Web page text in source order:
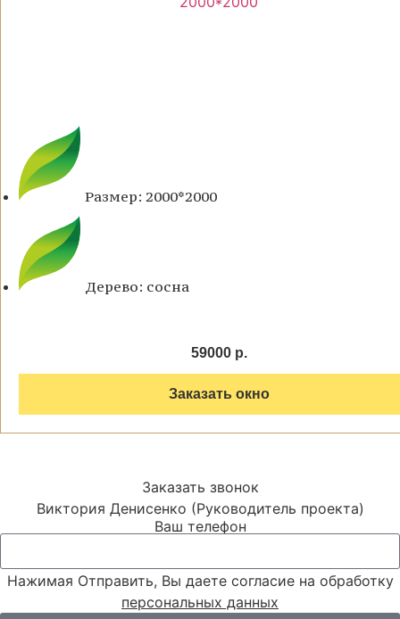
Размер: 2000*2000
Дерево: сосна
59000 р.
Заказать окно
Заказать звонок
Виктория Денисенко (Руководитель проекта)
Ваш телефон
Нажимая Отправить, Вы даете согласие на обработку
персональных данных